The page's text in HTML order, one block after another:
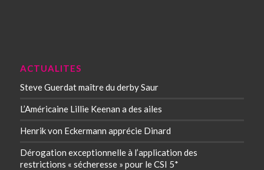
ACTUALITES
Steve Guerdat maître du derby Saur
L’Américaine Lillie Keenan a des ailes
Henrik von Eckermann apprécie Dinard
Dérogation exceptionnelle à l’application des
restrictions « sécheresse » pour le CSI 5*